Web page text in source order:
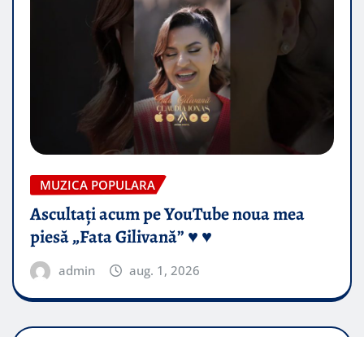
MUZICA POPULARA
Ascultați acum pe YouTube noua mea
piesă „Fata Gilivană” ♥️ ♥️
admin aug. 1, 2026